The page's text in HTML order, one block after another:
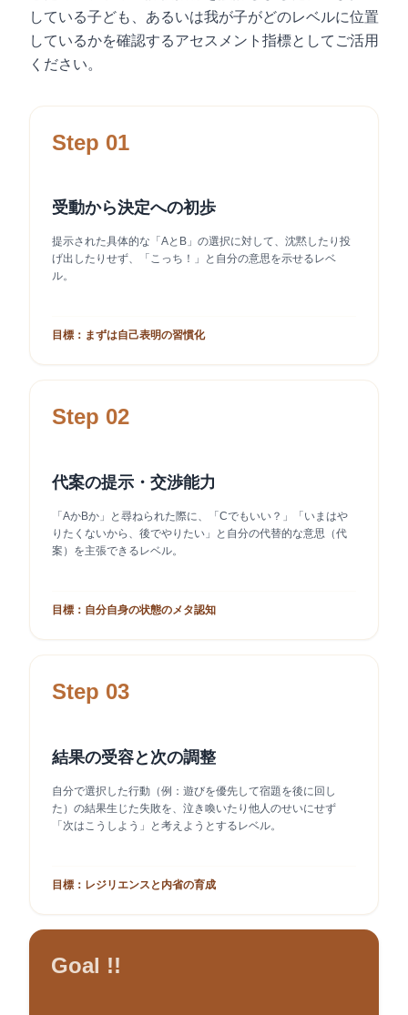
している子ども、あるいは我が子がどのレベルに位置
しているかを確認するアセスメント指標としてご活用
ください。
Step 01
受動から決定への初歩
提示された具体的な「AとB」の選択に対して、沈黙したり投
げ出したりせず、「こっち！」と自分の意思を示せるレベ
ル。
目標：まずは自己表明の習慣化
Step 02
代案の提示・交渉能力
「AかBか」と尋ねられた際に、「Cでもいい？」「いまはや
りたくないから、後でやりたい」と自分の代替的な意思（代
案）を主張できるレベル。
目標：自分自身の状態のメタ認知
Step 03
結果の受容と次の調整
自分で選択した行動（例：遊びを優先して宿題を後に回し
た）の結果生じた失敗を、泣き喚いたり他人のせいにせず
「次はこうしよう」と考えようとするレベル。
目標：レジリエンスと内省の育成
Goal !!